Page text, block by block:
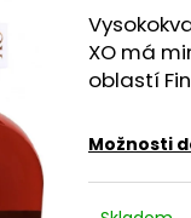
hviezdičiek.
XO má
oblastí
Možnosti